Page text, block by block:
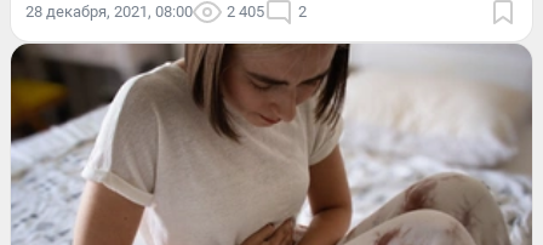
28 декабря, 2021, 08:00 2 405 2